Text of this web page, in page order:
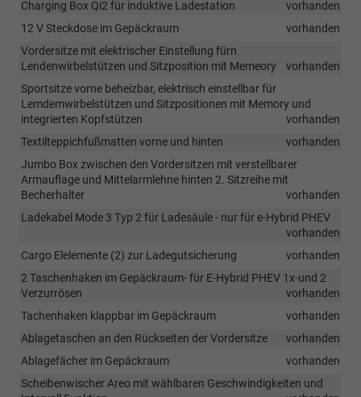
Charging Box Qi2 für induktive Ladestation
vorhanden
12 V Steckdose im Gepäckraum
vorhanden
Vordersitze mit elektrischer Einstellung fürn
Lendenwirbelstützen und Sitzposition mit Memeory
vorhanden
Sportsitze vorne beheizbar, elektrisch einstellbar für
Lemdemwirbelstützen und Sitzpositionen mit Memory und
integrierten Kopfstützen
vorhanden
Textilteppichfußmatten vorne und hinten
vorhanden
Jumbo Box zwischen den Vordersitzen mit verstellbarer
Armauflage und Mittelarmlehne hinten 2. Sitzreihe mit
Becherhalter
vorhanden
Ladekabel Mode 3 Typ 2 für Ladesäule - nur für e-Hybrid PHEV
vorhanden
Cargo Elelemente (2) zur Ladegutsicherung
vorhanden
2 Taschenhaken im Gepäckraum- für E-Hybrid PHEV 1x-und 2
Verzurrösen
vorhanden
Tachenhaken klappbar im Gepäckraum
vorhanden
Ablagetaschen an den Rückseiten der Vordersitze
vorhanden
Ablagefächer im Gepäckraum
vorhanden
Scheibenwischer Areo mit wählbaren Geschwindigkeiten und